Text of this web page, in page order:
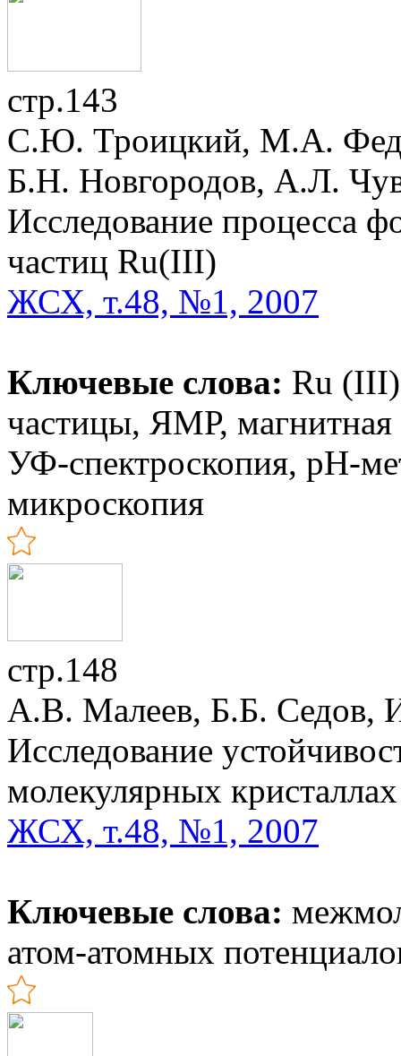
стр.143
С.Ю. Троицкий, М.А.
Б.Н. Новгородов, А.Л.
Исследование процесса
частиц Ru(III)
ЖСХ, т.48, №1, 2007
Ключевые слова: Ru
частицы, ЯМР,
УФ-спектроскопия, pH-
микроскопия
стр.148
А.В. Малеев, Б.Б. Седов,
Исследование
молекулярных кристаллах
ЖСХ, т.48, №1, 2007
Ключевые слова:
атом-атомных